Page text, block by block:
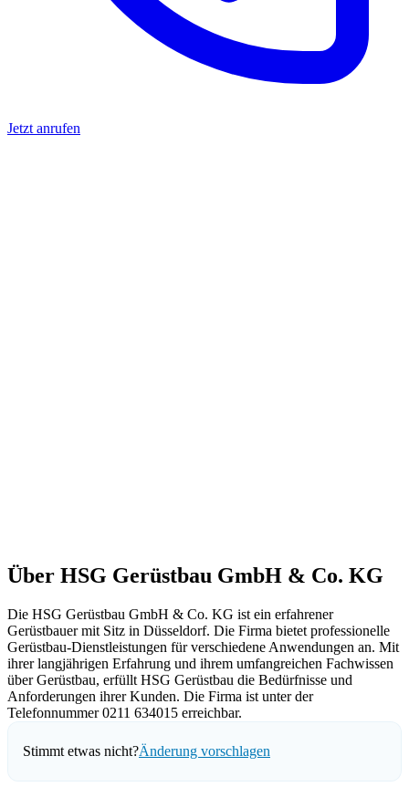
Jetzt anrufen
Über HSG Gerüstbau GmbH & Co. KG
Die HSG Gerüstbau GmbH & Co. KG ist ein erfahrener
Gerüstbauer mit Sitz in Düsseldorf. Die Firma bietet professionelle
Gerüstbau-Dienstleistungen für verschiedene Anwendungen an. Mit
ihrer langjährigen Erfahrung und ihrem umfangreichen Fachwissen
über Gerüstbau, erfüllt HSG Gerüstbau die Bedürfnisse und
Anforderungen ihrer Kunden. Die Firma ist unter der
Telefonnummer 0211 634015 erreichbar.
Stimmt etwas nicht?Änderung vorschlagen